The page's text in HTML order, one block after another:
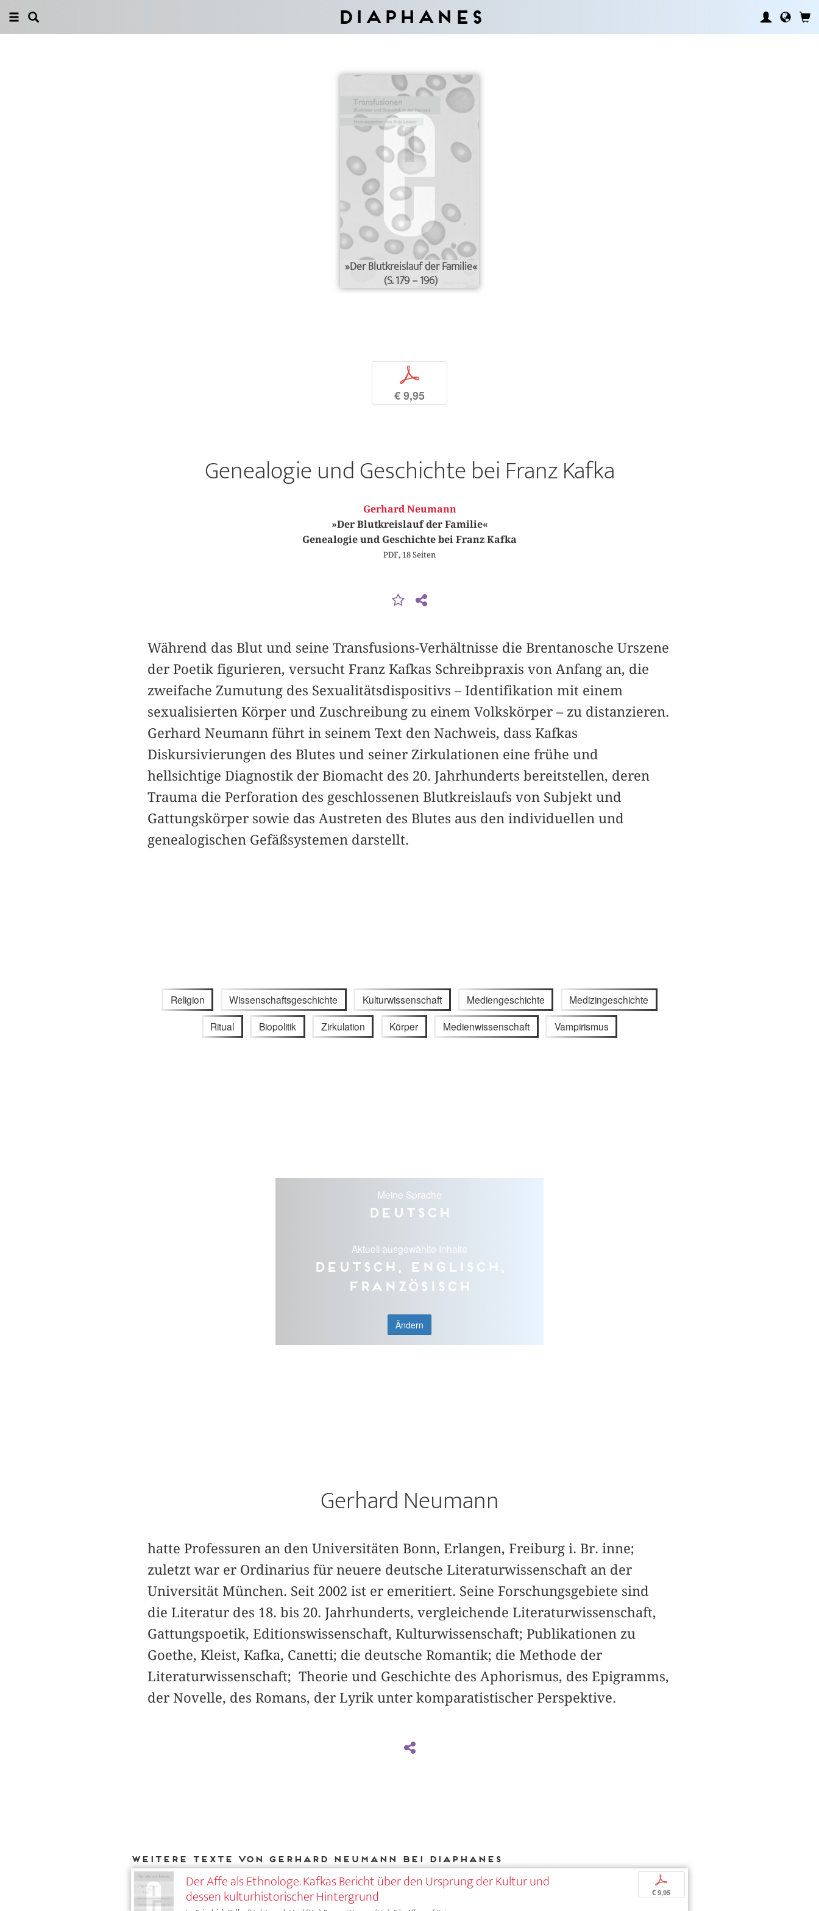
Diaphanes
»Der Blutkreislauf der Familie«
(S. 179 – 196)
p
€ 9,95
Genealogie und Geschichte bei Franz Kafka
Gerhard Neumann
»Der Blutkreislauf der Familie«
Genealogie und Geschichte bei Franz Kafka
PDF, 18 Seiten
Während das Blut und seine Transfusions-Verhältnisse die Brentanosche Urszene
der Poetik figurieren, versucht Franz Kafkas Schreibpraxis von Anfang an, die
zweifache Zumutung des Sexualitätsdispositivs – Identifikation mit einem
sexualisierten Körper und Zuschreibung zu einem Volkskörper – zu distanzieren.
Gerhard Neumann führt in seinem Text den Nachweis, dass Kafkas
Diskursivierungen des Blutes und seiner Zirkulationen eine frühe und
hellsichtige Diagnostik der Biomacht des 20. Jahrhunderts bereitstellen, deren
Trauma die Perforation des geschlossenen Blutkreislaufs von Subjekt und
Gattungskörper sowie das Austreten des Blutes aus den individuellen und
genealogischen Gefäßsystemen darstellt.
Religion Wissenschaftsgeschichte Kulturwissenschaft Mediengeschichte Medizingeschichte
Ritual Biopolitik Zirkulation Körper Medienwissenschaft Vampirismus
Meine Sprache
Deutsch
Aktuell ausgewählte Inhalte
Deutsch, Englisch,
Französisch
Ändern
Gerhard Neumann
hatte Professuren an den Universitäten Bonn, Erlangen, Freiburg i. Br. inne;
zuletzt war er Ordinarius für neuere deutsche Literaturwissenschaft an der
Universität München. Seit 2002 ist er emeritiert. Seine Forschungsgebiete sind
die Literatur des 18. bis 20. Jahrhunderts, vergleichende Literaturwissenschaft,
Gattungspoetik, Editionswissenschaft, Kulturwissenschaft; Publikationen zu
Goethe, Kleist, Kafka, Canetti; die deutsche Romantik; die Methode der
Literaturwissenschaft; Theorie und Geschichte des Aphorismus, des Epigramms,
der Novelle, des Romans, der Lyrik unter komparatistischer Perspektive.
Weitere Texte von Gerhard Neumann bei DIAPHANES
Der Affe als Ethnologe. Kafkas Bericht über den Ursprung der Kultur und
dessen kulturhistorischer Hintergrund
p
€ 9,95